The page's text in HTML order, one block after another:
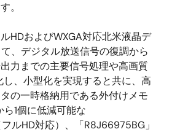
。
HDおよびWXGA対応北米液晶デ
、デジタル放送信号の復調から
力までの主要信号処理や高画質
し、小型化を実現すると共に、高
の一時格納用である外付けメモ
ら1個に低減可能な
ルHD対応）、「R8J66975BG」